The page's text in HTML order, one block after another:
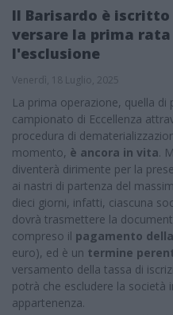
Il Barisardo è
versare la prima
l'esclusione
Venerdì, 18 Luglio, 2025
La prima operazione, quella di
campionato di Eccellenza
procedura di
momento, è ancora in vita.
diventerà dirimente per la
ai nastri di partenza del
dieci giorni, infatti, ciascuna
dovrà trasmettere la
compreso il pagamento
euro), ed è un termine
versamento della tassa di
potrà che escludere la società
appartenenza.